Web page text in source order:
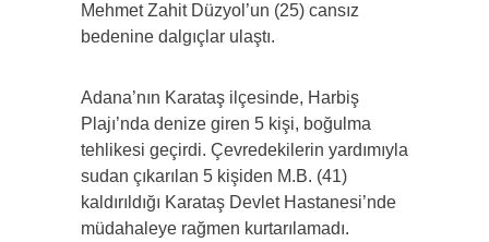
Mehmet Zahit Düzyol’un (25) cansız
bedenine dalgıçlar ulaştı.
Adana’nın Karataş ilçesinde, Harbiş
Plajı’nda denize giren 5 kişi, boğulma
tehlikesi geçirdi. Çevredekilerin yardımıyla
sudan çıkarılan 5 kişiden M.B. (41)
kaldırıldığı Karataş Devlet Hastanesi’nde
müdahaleye rağmen kurtarılamadı.